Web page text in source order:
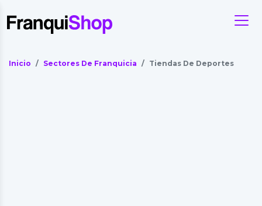
Inicio Sectores De Franquicia Tiendas De Deportes